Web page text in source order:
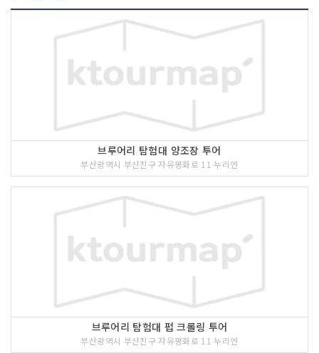
브루어리 탐험대 양조장 투어
부산광역시 부산진구 자유평화로 11 누리엔
브루어리 탐험대 펍 크롤링 투어
부산광역시 부산진구 자유평화로 11 누리엔